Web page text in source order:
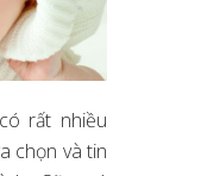
rất nhiều
chọn và tin